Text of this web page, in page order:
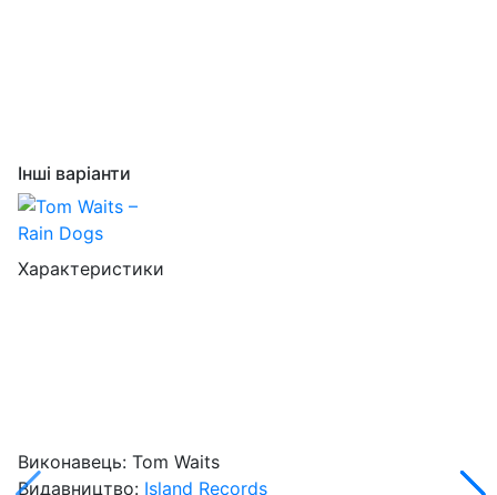
Інші варіанти
Характеристики
Виконавець: Tom Waits
Видавництво: Island Records